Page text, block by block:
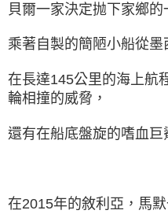
貝爾一家決定抛下家鄉的
乘著自製的簡陋小船從墨
在長達145公里的海上航
輪相撞的威脅，
還有在船底盤旋的嗜血
在2015年的敘利亞，馬